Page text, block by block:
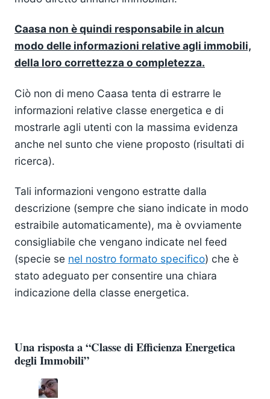
Caasa non è quindi responsabile in alcun
modo delle informazioni relative agli immobili,
della loro correttezza o completezza.
Ciò non di meno Caasa tenta di estrarre le
informazioni relative classe energetica e di
mostrarle agli utenti con la massima evidenza
anche nel sunto che viene proposto (risultati di
ricerca).
Tali informazioni vengono estratte dalla
descrizione (sempre che siano indicate in modo
estraibile automaticamente), ma è ovviamente
consigliabile che vengano indicate nel feed
(specie se nel nostro formato specifico) che è
stato adeguato per consentire una chiara
indicazione della classe energetica.
Una risposta a “Classe di Efficienza Energetica
degli Immobili”